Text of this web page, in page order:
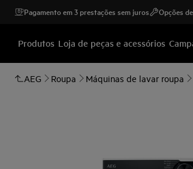
Pagamento em 3 prestações sem juros Opções
Produtos Loja de peças e acessórios
AEG Roupa Máquinas de lavar roupa